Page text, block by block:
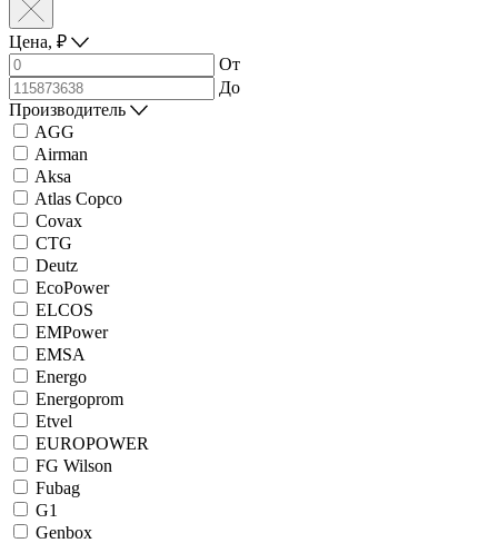
Цена, ₽
От
До
Производитель
AGG
Airman
Aksa
Atlas Copco
Covax
CTG
Deutz
EcoPower
ELCOS
EMPower
EMSA
Energo
Energoprom
Etvel
EUROPOWER
FG Wilson
Fubag
G1
Genbox